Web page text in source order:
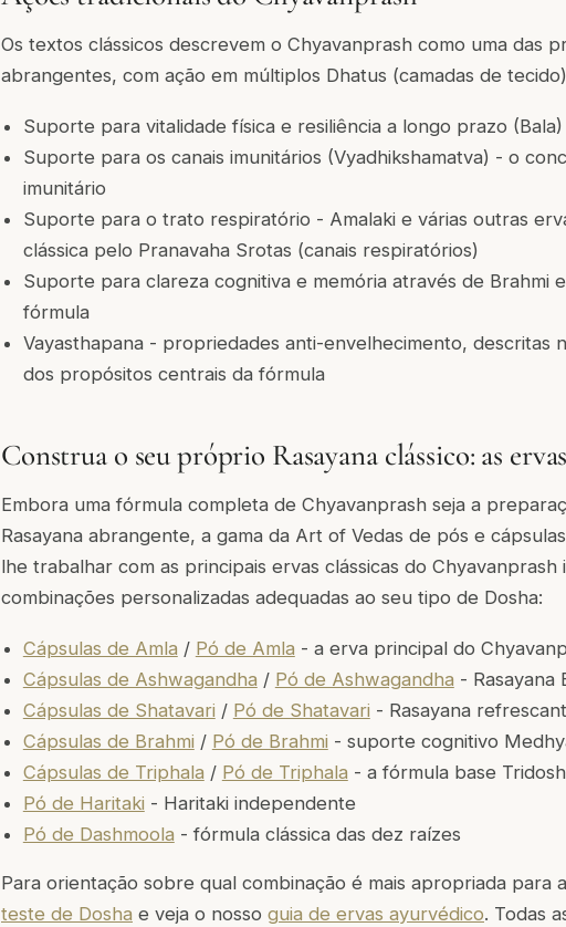
Os textos clássicos descrevem o Chyavanprash como uma das
abrangentes, com ação em múltiplos Dhatus (camadas de
Suporte para vitalidade física e resiliência a longo prazo (Bala)
Suporte para os canais imunitários (Vyadhikshamatva) - o
imunitário
Suporte para o trato respiratório - Amalaki e várias outras
clássica pelo Pranavaha Srotas (canais respiratórios)
Suporte para clareza cognitiva e memória através de Brahmi
fórmula
Vayasthapana - propriedades anti-envelhecimento, descritas
dos propósitos centrais da fórmula
Construa o seu próprio Rasayana clássico: as
Embora uma fórmula completa de Chyavanprash seja a
Rasayana abrangente, a gama da Art of Vedas de pós e
lhe trabalhar com as principais ervas clássicas do Chyavanprash
combinações personalizadas adequadas ao seu tipo de Dosha:
Cápsulas de Amla / Pó de Amla - a erva principal do
Cápsulas de Ashwagandha / Pó de Ashwagandha - Rasayana
Cápsulas de Shatavari / Pó de Shatavari - Rasayana
Cápsulas de Brahmi / Pó de Brahmi - suporte cognitivo
Cápsulas de Triphala / Pó de Triphala - a fórmula base
Pó de Haritaki - Haritaki independente
Pó de Dashmoola - fórmula clássica das dez raízes
Para orientação sobre qual combinação é mais apropriada para
teste de Dosha e veja o nosso guia de ervas ayurvédico. Todas